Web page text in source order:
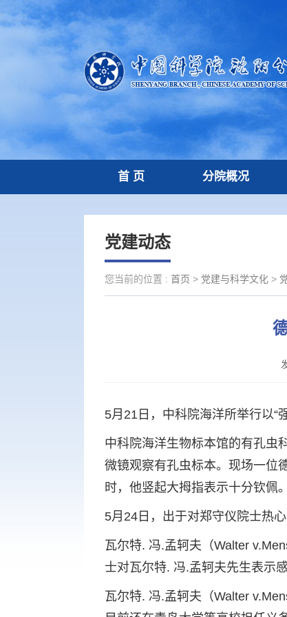
首 页 分院概况
党建动态
您当前的位置 : 首页 > 党建与科学文化 >
5月21日，中科院海洋所举行以“
中科院海洋生物标本馆的有孔虫
微镜观察有孔虫标本。现场一位
时，他竖起大拇指表示十分钦佩。
5月24日，出于对郑守仪院士热
瓦尔特. 冯.孟轲夫（Walter
士对瓦尔特. 冯.孟轲夫先生表示
瓦尔特. 冯.孟轲夫（Walter